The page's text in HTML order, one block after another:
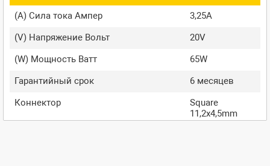
(A) Сила тока Ампер
3,25A
(V) Напряжение Вольт
20V
(W) Мощность Ватт
65W
Гарантийный срок
6 месяцев
Коннектор
Square
11,2x4,5mm